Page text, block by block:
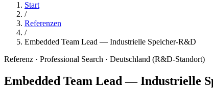
Start
/
Referenzen
/
Embedded Team Lead — Industrielle Speicher-R&D
Referenz · Professional Search · Deutschland (R&D-Standort)
Embedded Team Lead — Industrielle